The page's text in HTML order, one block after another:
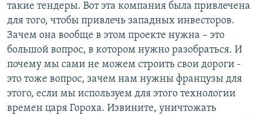
такие тендеры. Вот эта компания была привлечена
для того, чтобы привлечь западных инвесторов.
Зачем она вообще в этом проекте нужна – это
большой вопрос, в котором нужно разобраться. И
почему мы сами не можем строить свои дороги -
это тоже вопрос, зачем нам нужны французы для
этого, если мы используем для этого технологии
времен царя Гороха. Извините, уничтожать